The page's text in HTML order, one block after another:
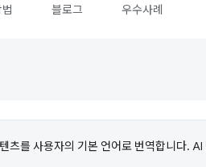
블로그 우수사례
를 사용자의 기본 언어로 번역합니다. AI